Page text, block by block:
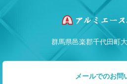
群馬県邑楽郡千代田町
メールでのお問